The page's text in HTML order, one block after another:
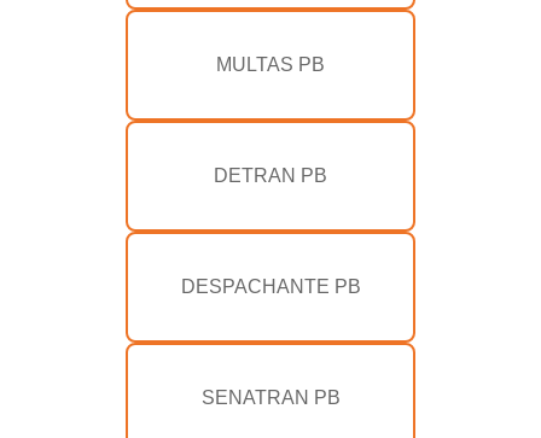
MULTAS PB
DETRAN PB
DESPACHANTE PB
SENATRAN PB